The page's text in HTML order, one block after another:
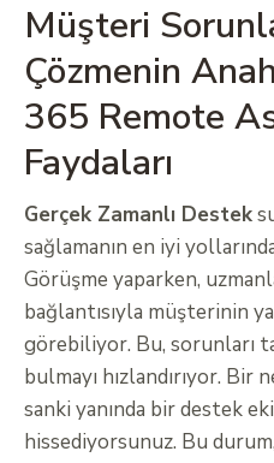
Müşteri
Çözmenin
365 Remote
Faydaları
Gerçek Zamanlı Destek
sağlamanın en iyi
Görüşme yaparken,
bağlantısıyla müşterinin
görebiliyor. Bu, sorunları
bulmayı hızlandırıyor. Bir
sanki yanında bir destek
hissediyorsunuz. Bu